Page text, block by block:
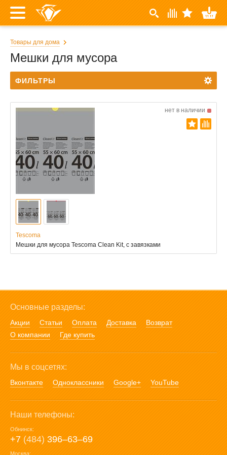
Товары для дома
Мешки для мусора
ФИЛЬТРЫ
нет в наличии
Tescoma
Мешки для мусора Tescoma Clean Kit, с завязками
Основные разделы:
Акции Статьи Оплата Доставка
Возврат
О компании
Где купить
Мы в соцсетях:
Вконтакте Одноклассники Google+ YouTube
Наши телефоны:
Обнинск:
+7 (484) 396‒63‒69
Москва: